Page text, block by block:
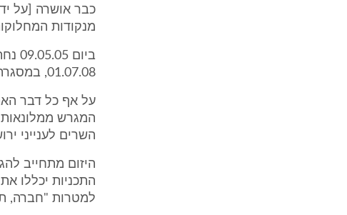
מנקודות
01.07.08, במסגרתה נקבעו תנאים מיוחדים כלהלן:
על אף כל דבר
המגרש
השרים לענייני ירושלים מיום 22.06.04, והחלטת
היזום מתחייב
התכניות יכללו
למטרות "חברה,